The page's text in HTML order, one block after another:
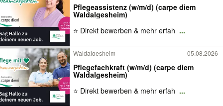
Pflegeassistenz (w/m/d) (carpe diem
Waldalgesheim)
⭐ Direkt bewerben & mehr erfah ...
Waldalgesheim 05.08.2026
Pflegefachkraft (w/m/d) (carpe diem
Waldalgesheim)
⭐ Direkt bewerben & mehr erfah ...